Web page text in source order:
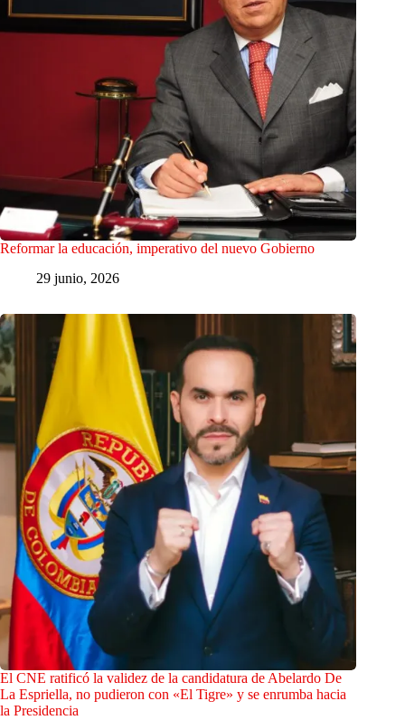
Reformar la educación, imperativo del nuevo Gobierno
29 junio, 2026
El CNE ratificó la validez de la candidatura de Abelardo De
La Espriella, no pudieron con «El Tigre» y se enrumba hacia
la Presidencia